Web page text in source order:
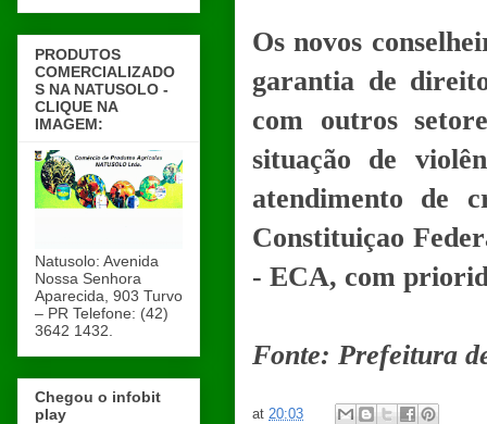
Os novos
garantia de
com outros
situação de
atendimento de
Constituiçao
- ECA, com
Fonte: Prefeitura
at 20:03
PRODUTOS
COMERCIALIZADO
S NA NATUSOLO -
CLIQUE NA
IMAGEM:
Natusolo: Avenida
Nossa Senhora
Aparecida, 903 Turvo
– PR Telefone: (42)
3642 1432.
Chegou o infobit
play